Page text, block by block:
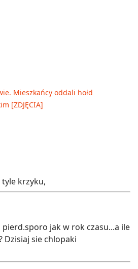
Mieszkańcy oddali hołd
[ZDJĘCIA]
tyle krzyku,
pierd.sporo jak w rok czasu...a ile
Dzisiaj sie chlopaki